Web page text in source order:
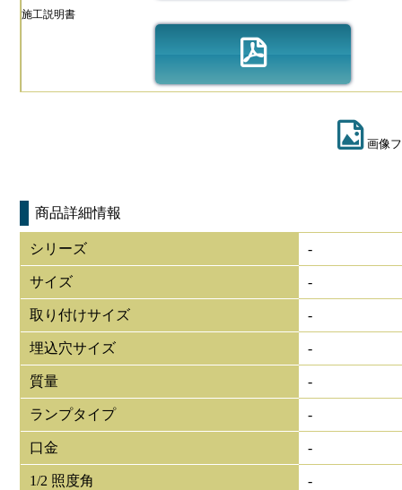
施工説明書
画像
商品詳細情報
シリーズ -
サイズ -
取り付けサイズ -
埋込穴サイズ -
質量 -
ランプタイプ -
口金 -
1/2 照度角 -